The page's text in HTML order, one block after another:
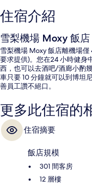
住宿介紹
雪梨機場 Moxy 飯店
雪梨機場 Moxy 飯店離機場
要求提供)。您在24 小時健身
西，也可以去酒吧/酒廊小酌
車只要 10 分鐘就可以到博坦
善員工讚不絕口。
更多此住宿的
住宿摘要
飯店規模
301 間客房
12 層樓